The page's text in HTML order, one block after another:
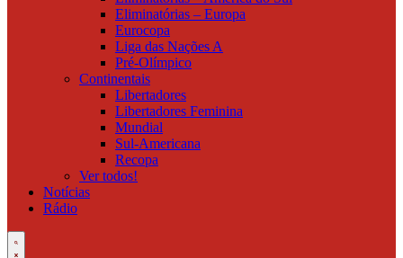
Eliminatórias – Europa
Eurocopa
Liga das Nações A
Pré-Olímpico
Continentais
Libertadores
Libertadores Feminina
Mundial
Sul-Americana
Recopa
Ver todos!
Notícias
Rádio